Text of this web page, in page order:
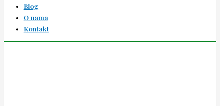
Blog
O nama
Kontakt